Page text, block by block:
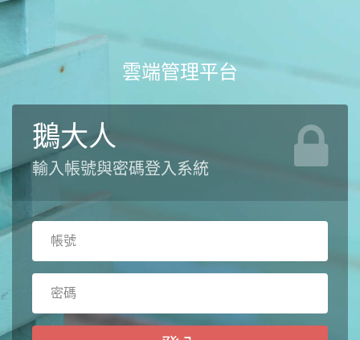
雲端管理平台
鵝大人
輸入帳號與密碼登入系統
號
碼